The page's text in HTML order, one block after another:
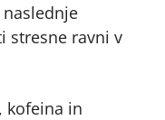
stresne ravni v
kofeina in